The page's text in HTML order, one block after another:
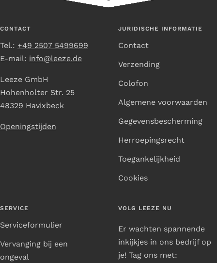
diadiadiadia
CONTACT
Tel.: +49 2507 5499699
E-mail: info@leeze.de
Leeze GmbH
Hohenholter Str. 25
48329 Havixbeck
Openingstijden
JURIDISCHE INFORMATIE
Contact
Verzending
Colofon
Algemene voorwaarden
Gegevensbescherming
Herroepingsrecht
Toegankelijkheid
Cookies
SERVICE
Serviceformulier
Vervanging bij een
ongeval
VOLG LEEZE NU
Er wachten spannende
inkijkjes in ons bedrijf op
je! Tag ons met: